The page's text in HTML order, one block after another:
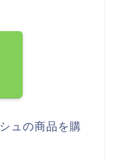
ュの商品を購